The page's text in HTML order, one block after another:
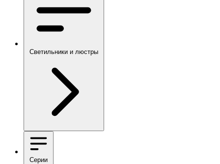
Светильники и люстры
Серии